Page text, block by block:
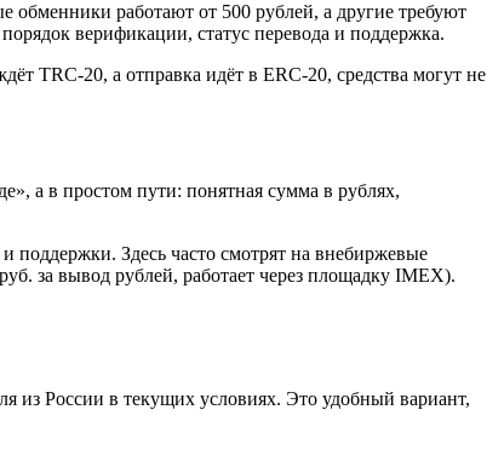
работают от 500 рублей, а другие требуют
верификации, статус перевода и поддержка.
TRC-20, а отправка идёт в ERC-20, средства могут не
а в простом пути: понятная сумма в рублях,
поддержки. Здесь часто смотрят на внебиржевые
за вывод рублей, работает через площадку IMEX).
из России в текущих условиях. Это удобный вариант,